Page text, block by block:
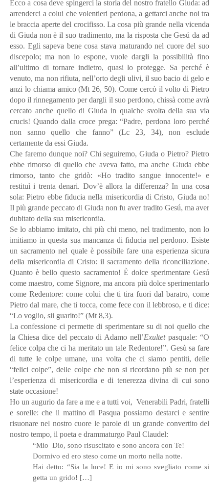
Ecco a cosa deve spingerci la storia del nostro fratello Giuda: ad
arrenderci a colui che volentieri perdona, a gettarci anche noi tra
le braccia aperte del crocifisso. La cosa più grande nella vicenda
di Giuda non è il suo tradimento, ma la risposta che Gesú da ad
esso. Egli sapeva bene cosa stava maturando nel cuore del suo
discepolo; ma non lo espone, vuole dargli la possibilità fino
all’ultimo di tornare indietro, quasi lo protegge. Sa perché è
venuto, ma non rifiuta, nell’orto degli ulivi, il suo bacio di gelo e
anzi lo chiama amico (Mt 26, 50). Come cercò il volto di Pietro
dopo il rinnegamento per dargli il suo perdono, chissà come avrà
cercato anche quello di Giuda in qualche svolta della sua via
crucis! Quando dalla croce prega: “Padre, perdona loro perché
non sanno quello che fanno” (Lc 23, 34), non esclude
certamente da essi Giuda.
Che faremo dunque noi? Chi seguiremo, Giuda o Pietro? Pietro
ebbe rimorso di quello che aveva fatto, ma anche Giuda ebbe
rimorso, tanto che gridò: «Ho tradito sangue innocente!» e
restituì i trenta denari. Dov’è allora la differenza? In una cosa
sola: Pietro ebbe fiducia nella misericordia di Cristo, Giuda no!
Il più grande peccato di Giuda non fu aver tradito Gesú, ma aver
dubitato della sua misericordia.
Se lo abbiamo imitato, chi più chi meno, nel tradimento, non lo
imitiamo in questa sua mancanza di fiducia nel perdono. Esiste
un sacramento nel quale è possibile fare una esperienza sicura
della misericordia di Cristo: il sacramento della riconciliazione.
Quanto è bello questo sacramento! È dolce sperimentare Gesú
come maestro, come Signore, ma ancora più dolce sperimentarlo
come Redentore: come colui che ti tira fuori dal baratro, come
Pietro dal mare, che ti tocca, come fece con il lebbroso, e ti dice:
“Lo voglio, sii guarito!” (Mt 8,3).
La confessione ci permette di sperimentare su di noi quello che
la Chiesa dice del peccato di Adamo nell’Exultetpasquale: “O
felice colpa che ci ha meritato un tale Redentore!”. Gesù sa fare
di tutte le colpe umane, una volta che ci siamo pentiti, delle
“felici colpe”, delle colpe che non si ricordano più se non per
l’esperienza di misericordia e di tenerezza divina di cui sono
state occasione!
Ho un augurio da fare a me e a tutti voi, Venerabili Padri, fratelli
e sorelle: che il mattino di Pasqua possiamo destarci e sentire
risuonare nel nostro cuore le parole di un grande convertito del
nostro tempo, il poeta e drammaturgo Paul Claudel:
“Mio Dio, sono risuscitato e sono ancora con Te!
Dormivo ed ero steso come un morto nella notte.
Hai detto: “Sia la luce! E io mi sono svegliato come si
getta un grido! […]